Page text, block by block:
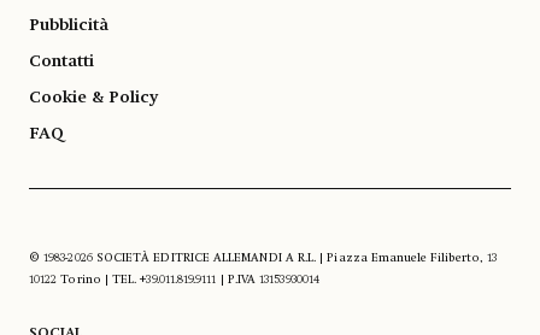
Pubblicità
Contatti
Cookie & Policy
FAQ
© 1983-2026 SOCIETÀ EDITRICE ALLEMANDI A R.L. | Piazza Emanuele Filiberto, 13
10122 Torino | TEL. +39.011.819.9111 | P.IVA 13153930014